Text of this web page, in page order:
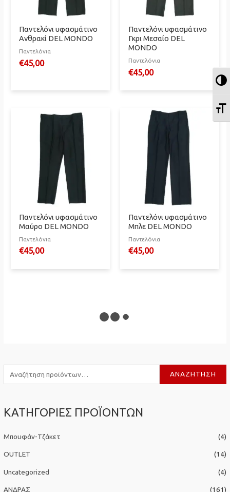
ν
ζ
τ
η
ΑΝΑΖΉΤΗΣΗ
ΚΑΤΗΓΟΡΙΕΣ ΠΡΟΪΟΝΤΩΝ
Μπουφάν-Τζάκετ (4)
OUTLET (14)
Uncategorized (4)
ΑΝΔΡΑΣ (161)
Παντελόνι υφασμάτινο
Ανθρακί DEL MONDO
Παντελόνια
€45,00
Παντελόνι υφασμάτινο
Γκρι Μεσαίο DEL
MONDO
Παντελόνια
€45,00
Παντελόνι υφασμάτινο
Μαύρο DEL MONDO
Παντελόνια
€45,00
Παντελόνι υφασμάτινο
Μπλε DEL MONDO
Παντελόνια
€45,00